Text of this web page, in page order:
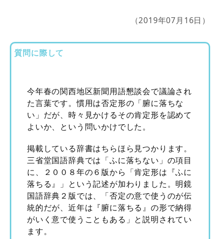
（2019年07月16日）
質問に際して
今年春の関西地区新聞用語懇談会で議論され
た言葉です。慣用は否定形の「腑に落ちな
い」だが、時々見かけるその肯定形を認めて
よいか、という問いかけでした。
掲載している辞書はちらほら見つかります。
三省堂国語辞典では「ふに落ちない」の項目
に、２００８年の６版から「肯定形は『ふに
落ちる』」という記述が加わりました。明鏡
国語辞典２版では、「否定の意で使うのが伝
統的だが、近年は『腑に落ちる』の形で納得
がいく意で使うこともある」と説明されてい
ます。